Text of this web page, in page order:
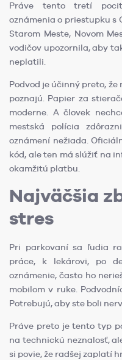
Práve tento tretí pocit
oznámenia o priestupku s
Starom Meste, Novom
vodičov upozornila, aby
neplatili.
Podvod je účinný preto,
poznajú. Papier za
moderne. A človek
mestská polícia
oznámení nežiada.
kód, ale ten má slúžiť na
okamžitú platbu.
Najväčšia
stres
Pri parkovaní sa ľudia
práce, k lekárovi, po
oznámenie, často ho
mobilom v ruke.
Potrebujú, aby ste boli
Práve preto je tento typ
na technickú neznalosť,
si povie, že radšej zaplatí